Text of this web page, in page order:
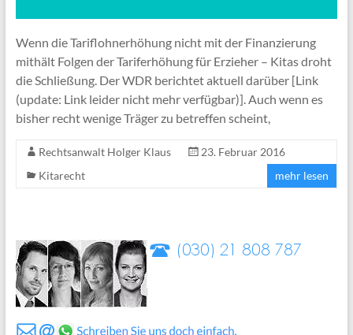
Wenn die Tariflohnerhöhung nicht mit der Finanzierung
mithält Folgen der Tariferhöhung für Erzieher – Kitas droht
die Schließung. Der WDR berichtet aktuell darüber [Link
(update: Link leider nicht mehr verfügbar)]. Auch wenn es
bisher recht wenige Träger zu betreffen scheint,
Rechtsanwalt Holger Klaus
23. Februar 2016
Kitarecht
mehr lesen